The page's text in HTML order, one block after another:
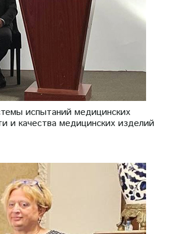
испытаний медицинских
и качества медицинских изделий